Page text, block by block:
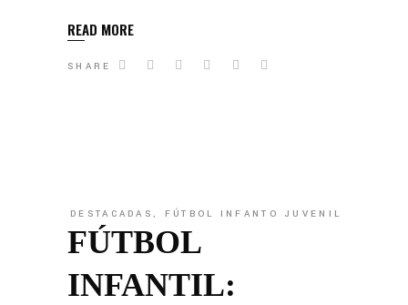
READ MORE
SHARE
DESTACADAS, FÚTBOL INFANTO JUVENIL
FÚTBOL
INFANTIL: